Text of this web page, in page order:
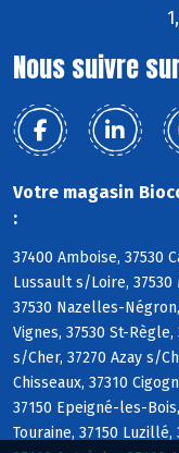
Nous suivre
Votre magasin
:
37400 Amboise, 37530
Lussault s/Loire, 37530
37530 Nazelles-
Vignes, 37530 St-
s/Cher, 37270 Azay s/
Chisseaux, 37310
37150 Epeigné-les-
Touraine, 37150